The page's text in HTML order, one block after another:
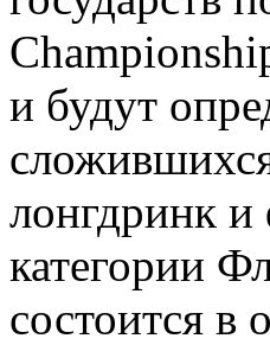
и будут
лонгдринк и
категории
состоится в